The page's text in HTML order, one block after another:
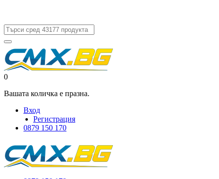
0
Вашата количка е празна.
Вход
Регистрация
0879 150 170